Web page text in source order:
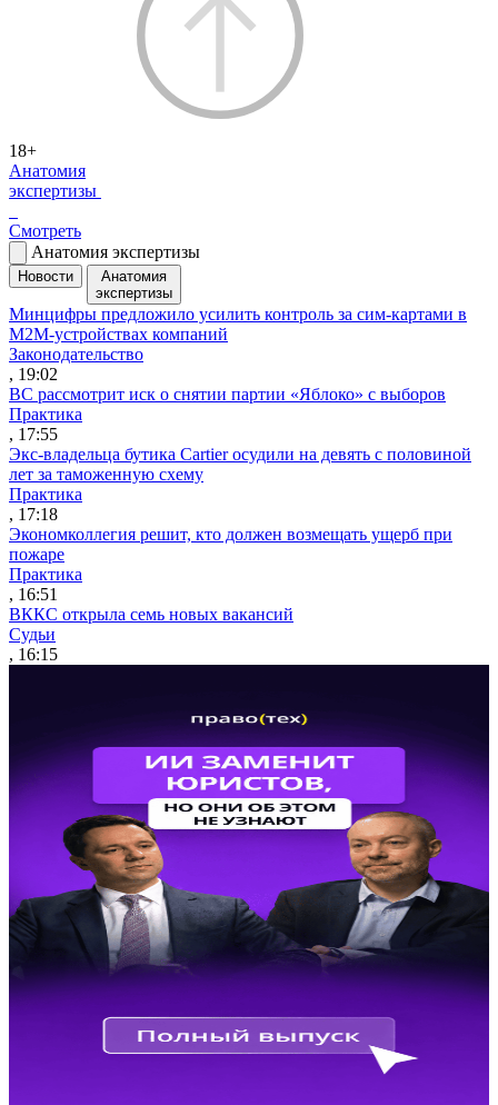
18+
Анатомия
экспертизы
Смотреть
Анатомия экспертизы
Новости
Анатомия
экспертизы
Минцифры предложило усилить контроль за сим-картами в
M2M-устройствах компаний
Законодательство
, 19:02
ВС рассмотрит иск о снятии партии «Яблоко» с выборов
Практика
, 17:55
Экс-владельца бутика Cartier осудили на девять с половиной
лет за таможенную схему
Практика
, 17:18
Экономколлегия решит, кто должен возмещать ущерб при
пожаре
Практика
, 16:51
ВККС открыла семь новых вакансий
Судьи
, 16:15